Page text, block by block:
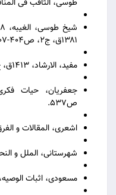
طوسی، الثاقب فی المناقب،
۱۳۸۱ق، ج۲، ص۴۰۴-۴۰۷.
مفید، الارشاد، ۱۴۱۳ق، ج۲، ص۳۱۴-۳۲۰
ص۵۳۷.
اشعری، المقالات و الفرق، ۱۳۶۰ش،
شهرستانی، الملل و النحل، ۱۳۶۴ش، ج۱،
مسعودی، اثبات الوصیه، ۱۳۸۴ش، ص۲۵۲.